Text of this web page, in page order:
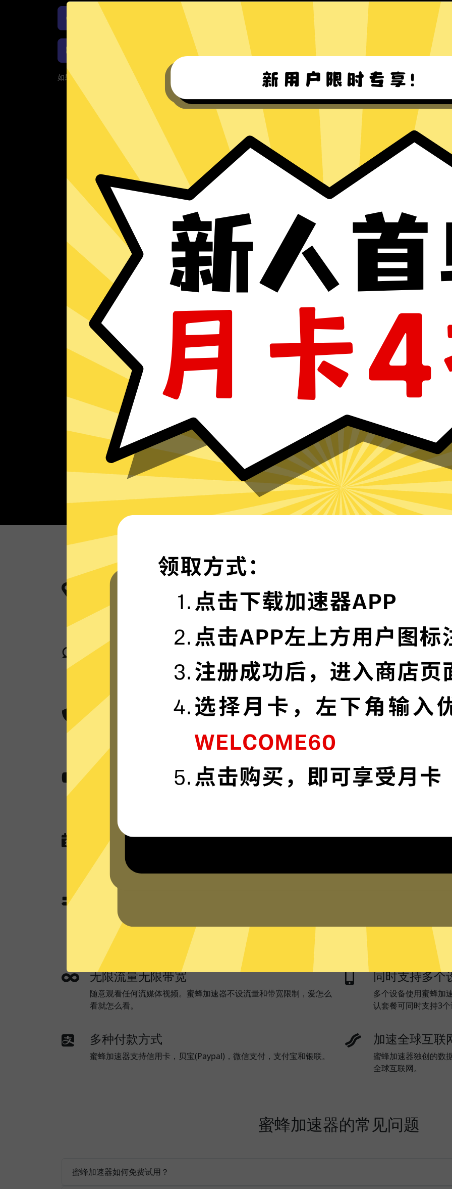
蜜蜂加速器iOS版下载 蜜蜂加速器安卓版下载
蜜蜂加速器Windows下载 蜜蜂加速器Mac版下载
如果您的App当前遇到问题，请重新下载App！
更多服务器地区选择
蜜蜂加速器现已拥有超多加速服务器节点，并且还在不断增加中。
蜜蜂加速器已为所有
卓越的连接稳定性
蜜蜂加速器采用行业领先的自研发通信协议，深度保护特征，不论您
身在何处，都可轻松加速。
多语言界面
蜜蜂加速器提供多种
超群的数据加密 高级数据泄漏
无国界内容 保护您的IP地
无任何网络或连接记录
蜜蜂加速器现在没有未来也不会记录任何登录历史，网络活动，DNS
查询，以及任何可以用于识别跟踪您的信息。
在线客服
蜜蜂加速器独有的分流模式会智能判断需要加速的网络流量，并为其
使用加速功能；不需要加速的本地流量，比如百度或者美团，则使用
本地网络来优化网速。全局模式则所有流量都走蜜蜂加速器。
硬盘内。无硬盘服
无限流量无限带宽
随意观看任何流媒体视频。蜜蜂加速器不设流量和带宽限制，爱怎么
看就怎么看。
同时支持多个
多个设备使用蜜蜂加
认套餐可同时支持3
多种付款方式
蜜蜂加速器支持信用卡，贝宝(Paypal)，微信支付，支付宝和银联。
加速全球互联
蜜蜂加速器独创的数
全球互联网。
蜜蜂加速器的常见问题
蜜蜂加速器如何免费试用？